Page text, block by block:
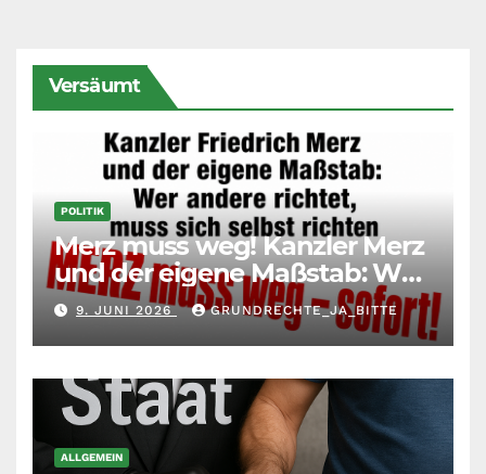
Versäumt
POLITIK
Merz muss weg! Kanzler Merz
und der eigene Maßstab: Wer
andere richtet, muss sich
selbst richten
9. JUNI 2026 GRUNDRECHTE_JA_BITTE
ALLGEMEIN